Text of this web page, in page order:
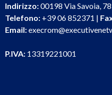
Indirizzo:00198 Via Savoia,
Telefono: +39 06 852371 |
Email:
P.IVA: 13319221001